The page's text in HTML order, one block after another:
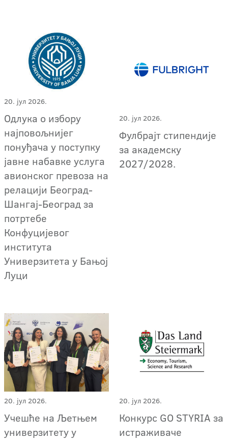
20. јул 2026.
Одлука о избору
најповољнијег
понуђача у поступку
јавне набавке услуга
авионског превоза на
релацији Београд-
Шангај-Београд за
потртебе
Конфуцијевог
института
Универзитета у Бањој
Луци
20. јул 2026.
Фулбрајт стипендије
за академску
2027/2028.
20. јул 2026.
Учешће на Љетњем
универзитету у
20. јул 2026.
Конкурс GO STYRIA за
истраживаче